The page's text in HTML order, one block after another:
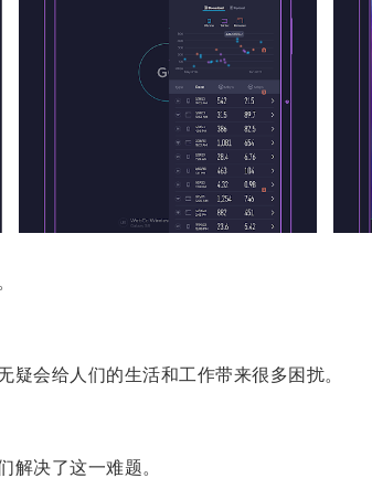
会给人们的生活和工作带来很多困扰。
决了这一难题。